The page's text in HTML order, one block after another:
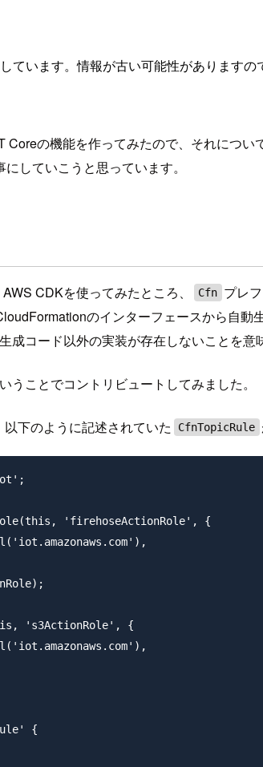
ています。情報が古い可能性がありますの
の機能を作ってみたので、それについ
していこうと思っています。
CDKを使ってみたところ、 Cfn プレ
のインターフェースから自動
コード以外の実装が存在しないことを意
うことでコントリビュートしてみました
下のように記述されていた CfnTopicRule
'firehoseActionRole', {
's3ActionRole', {
{